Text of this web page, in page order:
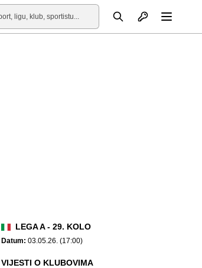
Otvori profil
LEGA A - 29. KOLO
Datum: 03.05.26. (17:00)
VIJESTI O KLUBOVIMA